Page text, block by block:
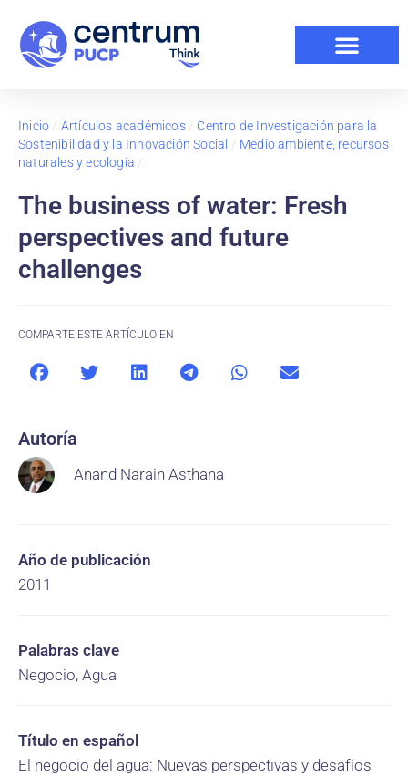
Inicio / Artículos académicos/ Centro de Investigación para la
Sostenibilidad y la Innovación Social / Medio ambiente, recursos
naturales y ecología /
The business of water: Fresh
perspectives and future
challenges
COMPARTE ESTE ARTÍCULO EN
Autoría
Anand Narain Asthana
Año de publicación
2011
Palabras clave
Negocio, Agua
Título en español
El negocio del agua: Nuevas perspectivas y desafíos